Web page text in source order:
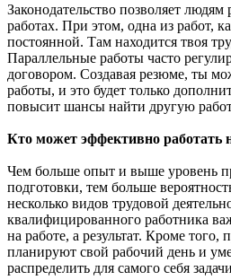
Законодательство позволяет людям
работах. При этом, одна из работ,
постоянной. Там находится твоя
Параллельные работы часто
договором. Создавая резюме, ты
работы, и это будет только
повысит шансы найти другую
Кто может эффективно работать
Чем больше опыт и выше уровень
подготовки, тем больше
несколько видов трудовой
квалифицированного работника
на работе, а результат. Кроме того,
планируют свой рабочий день и
распределить для самого себя